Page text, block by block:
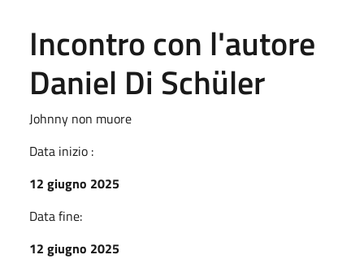
Incontro con l'autore
Daniel Di Schüler
Johnny non muore
Data inizio :
12 giugno 2025
Data fine:
12 giugno 2025